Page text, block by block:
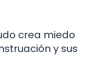
crea miedo
y sus